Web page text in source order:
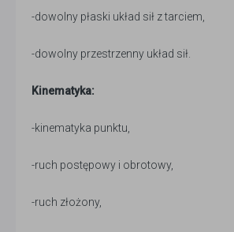
-dowolny płaski układ sił z tarciem,
-dowolny przestrzenny układ sił.
Kinematyka:
-kinematyka punktu,
-ruch postępowy i obrotowy,
-ruch złożony,